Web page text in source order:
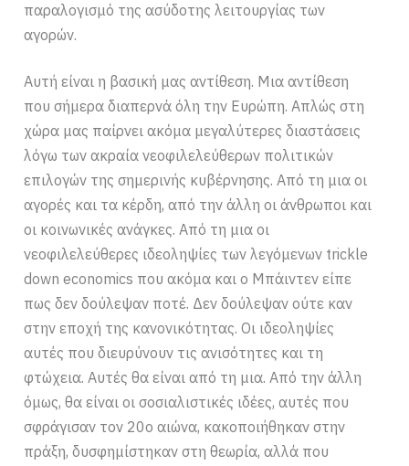
παραλογισμό της ασύδοτης λειτουργίας των
αγορών.
Αυτή είναι η βασική μας αντίθεση. Μια αντίθεση
που σήμερα διαπερνά όλη την Ευρώπη. Απλώς στη
χώρα μας παίρνει ακόμα μεγαλύτερες διαστάσεις
λόγω των ακραία νεοφιλελεύθερων πολιτικών
επιλογών της σημερινής κυβέρνησης. Από τη μια οι
αγορές και τα κέρδη, από την άλλη οι άνθρωποι και
οι κοινωνικές ανάγκες. Από τη μια οι
νεοφιλελεύθερες ιδεοληψίες των λεγόμενων trickle
down economics που ακόμα και ο Μπάιντεν είπε
πως δεν δούλεψαν ποτέ. Δεν δούλεψαν ούτε καν
στην εποχή της κανονικότητας. Οι ιδεοληψίες
αυτές που διευρύνουν τις ανισότητες και τη
φτώχεια. Αυτές θα είναι από τη μια. Από την άλλη
όμως, θα είναι οι σοσιαλιστικές ιδέες, αυτές που
σφράγισαν τον 20ο αιώνα, κακοποιήθηκαν στην
πράξη, δυσφημίστηκαν στη θεωρία, αλλά που